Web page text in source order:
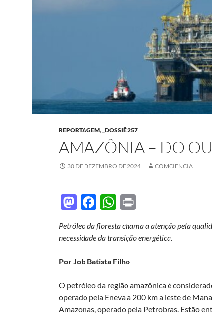
REPORTAGEM, _DOSSIÊ 257
AMAZÔNIA – DO
30 DE DEZEMBRO DE 2024 COMCIENCIA
M
to
o
n
F
e
o
o
k
W
at
A
p
p
nt
Petróleo da floresta chama a atenção pela
necessidade da transição energética.
Por Job Batista Filho
O petróleo da região amazônica é
operado pela Eneva a 200 km a leste de
Amazonas, operado pela Petrobras. Estão